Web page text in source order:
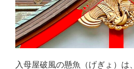
入母屋破風の懸魚（げぎょ）は、